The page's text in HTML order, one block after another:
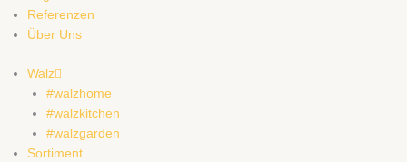
Referenzen
Über Uns
Walz
#walzhome
#walzkitchen
#walzgarden
Sortiment